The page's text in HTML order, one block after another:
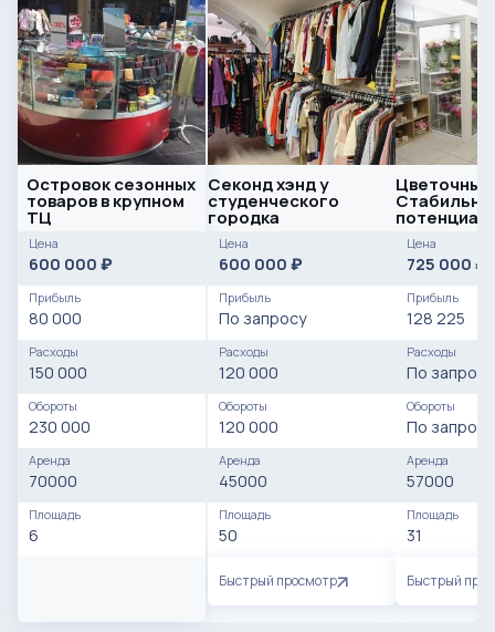
Островок сезонных
товаров в крупном
ТЦ
Цена
600 000 ₽
Прибыль
80 000
Расходы
150 000
Обороты
230 000
Аренда
70000
Площадь
6
Секонд хэнд у
студенческого
городка
Цена
600 000 ₽
Прибыль
По запросу
Расходы
120 000
Обороты
120 000
Аренда
45000
Площадь
50
Быстрый просмотр
Цветочный
развития
Цена
725 000 ₽
Прибыль
128 225
Расходы
По запросу
Обороты
По запросу
Аренда
57000
Площадь
31
Быстрый